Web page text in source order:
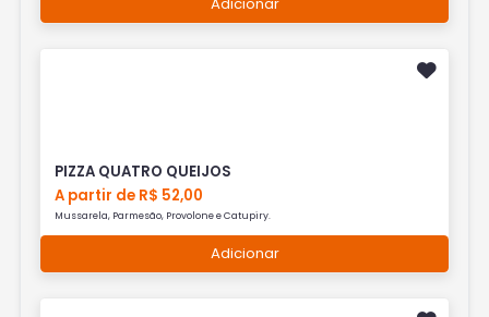
Adicionar
PIZZA QUATRO QUEIJOS
A partir de R$ 52,00
Mussarela, Parmesão, Provolone e Catupiry.
Adicionar